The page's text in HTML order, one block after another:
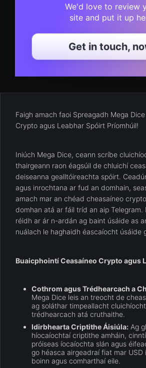
We'd love to review
site and put it up
Get in touch,
Faigh amach faoi Spreagadh Mega
Crypto agus Leabhar Spóirt Príomhúil!
Iniúch Mega Dice, ceann scríbe
thairgeann raon éagsúil de chluichí
deiseanna gealltóireachta spóirt.
agus inrochtana ar fud an domhain,
amach mar an chéad cheasaíneo
domhan atá ar fáil tríd an aip Telegram.
réidh ar ár n-ardán ag baint úsáide as
nuálach le haghaidh éascaíocht úsáide
Buaicphointí Ceasaíneo Crypto agus
Cothrom agus Trédhearcach a
Mega Dice leis an treocht de
ag soláthar timpeallacht
trédhearcach atá cruthaithe.
Idirbhearta Criptithe Áisiúla: Ag
híocaíochtaí criptithe amháin,
próiseas íocaíochta slán agus
go héasca airgeadraí fiat mar USD
boinn agus comharthaí eile.